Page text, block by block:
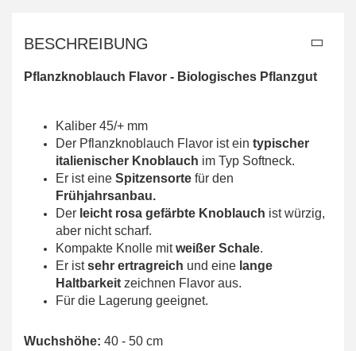
BESCHREIBUNG
Pflanzknoblauch Flavor - Biologisches Pflanzgut
Kaliber 45/+ mm
Der Pflanzknoblauch Flavor ist ein typischer
italienischer Knoblauch im Typ Softneck.
Er ist eine Spitzensorte für den
Frühjahrsanbau.
Der leicht rosa gefärbte Knoblauch ist würzig,
aber nicht scharf.
Kompakte Knolle mitweißer Schale.
Er istsehr ertragreich und eine lange
Haltbarkeit zeichnen Flavor aus.
Für die Lagerung geeignet.
Wuchshöhe: 40 - 50 cm